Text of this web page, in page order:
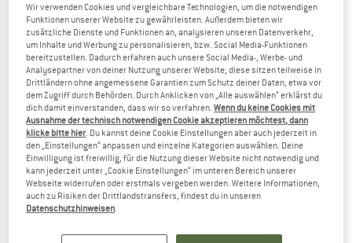
SHIMANO
Women's RC703
Radschuhe
239,95 € 203,96 €
5,0(1)
SHIMANO
Women's XC302
Radschuhe
139,95 €118,96 €
5,0(1)
Wir verwenden Cookies und vergleichbare Technologien, um die notwendigen
Funktionen unserer Website zu gewährleisten. Außerdem bieten wir
zusätzliche Dienste und Funktionen an, analysieren unseren Datenverkehr,
um Inhalte und Werbung zu personalisieren, bzw. Social Media-Funktionen
bereitzustellen. Dadurch erfahren auch unsere Social Media-, Werbe- und
Analysepartner von deiner Nutzung unserer Website; diese sitzen teilweise in
Drittländern ohne angemessene Garantien zum Schutz deiner Daten, etwa vor
dem Zugriff durch Behörden. Durch Anklicken von „Alle auswählen“ erklärst du
dich damit einverstanden, dass wir so verfahren.Wenn du keine Cookies mit
Ausnahme der technisch notwendigen Cookie akzeptieren möchtest, dann
klicke bitte hier . Du kannst deine Cookie Einstellungen aber auch jederzeit in
den „Einstellungen“ anpassen und einzelne Kategorien auswählen. Deine
Einwilligung ist freiwillig, für die Nutzung dieser Website nicht notwendig und
kann jederzeit unter „Cookie Einstellungen“ im unteren Bereich unserer
Webseite widerrufen oder erstmals vergeben werden. Weitere Informationen,
auch zu Risiken der Drittlandstransfers, findest du in unseren
Datenschutzhinweisen